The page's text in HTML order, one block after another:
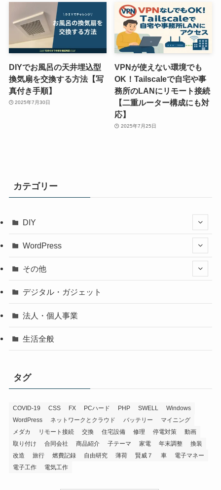
DIYでお風呂の天井埋込型
換気扇を交換する方法【写
真付き手順】
2025年7月30日
VPNが使えない環境でも
OK！Tailscaleで自宅や事
務所のLANにリモート接続
【二重ルーター構成にも対
応】
2025年7月25日
カテゴリー
DIY
WordPress
その他
デジタル・ガジェット
法人・個人事業
生活全般
タグ
COVID-19 CSS FX PCハード PHP SWELL
Windows
WordPress
ネットワークとクラウド バッテリー
マイニング
メダカ
リモート接続 交換 住宅設備 修理 停電対策
動画
取り付け
合同会社 商品紹介 子テーマ 家電 年末調整
換装
改造
旅行 燃費記録 自由研究 薄荷 賢威７ 車
電子マネー
電子工作
電気工作